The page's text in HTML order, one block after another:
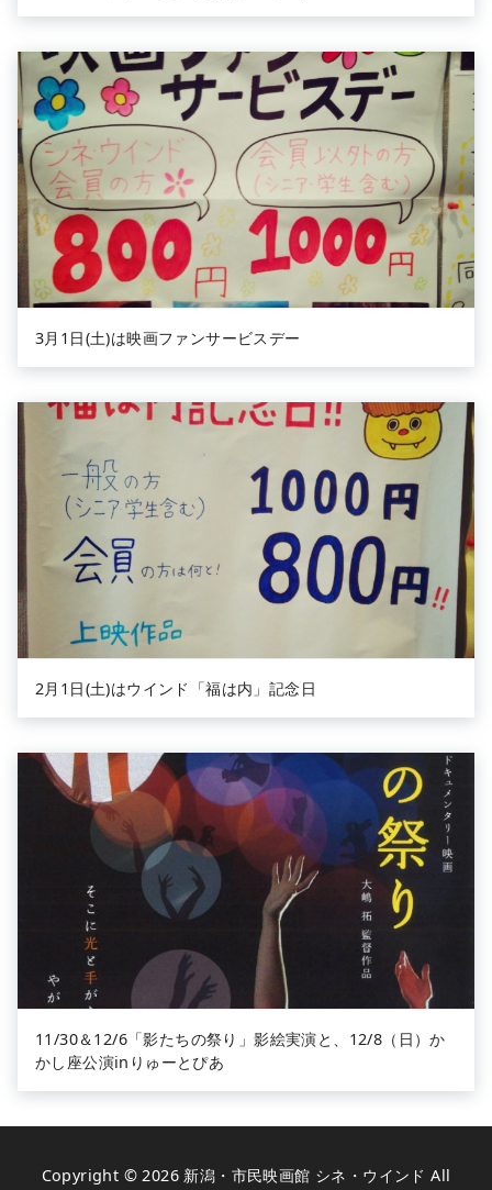
3月1日(土)は映画ファンサービスデー
2月1日(土)はウインド「福は内」記念日
11/30＆12/6「影たちの祭り」影絵実演と、12/8（日）か
かし座公演inりゅーとぴあ
Copyright © 2026 新潟・市民映画館 シネ・ウインド All